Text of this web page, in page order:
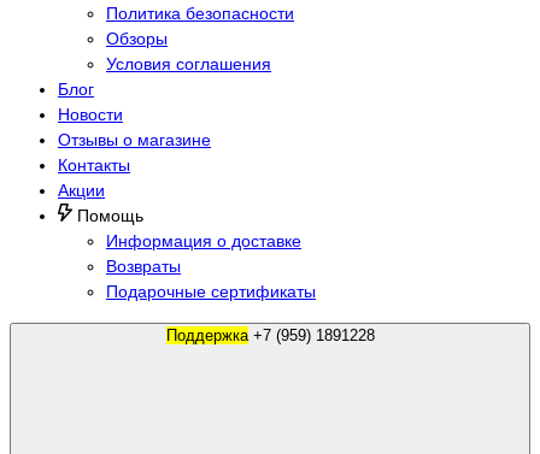
Политика безопасности
Обзоры
Условия соглашения
Блог
Новости
Отзывы о магазине
Контакты
Акции
Помощь
Информация о доставке
Возвраты
Подарочные сертификаты
Поддержка +7 (959) 1891228